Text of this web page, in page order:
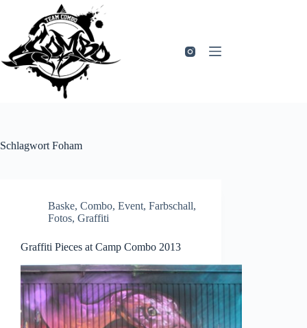
springen
Schlagwort Foham
Baske, Combo, Event, Farbschall,
Fotos, Graffiti
Graffiti Pieces at Camp Combo 2013